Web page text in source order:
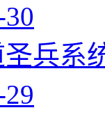
兵系